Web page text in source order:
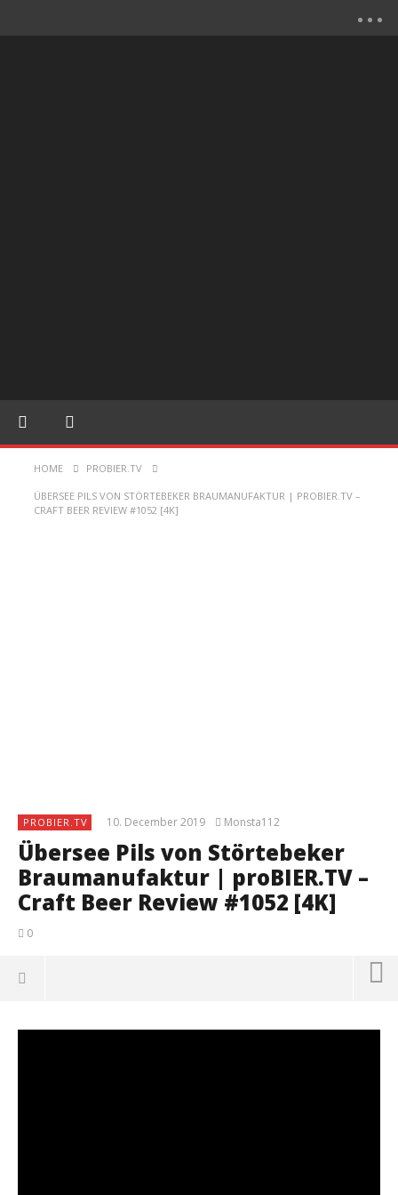
HOME PROBIER.TV
ÜBERSEE PILS VON STÖRTEBEKER BRAUMANUFAKTUR | PROBIER.TV –
CRAFT BEER REVIEW #1052 [4K]
PROBIER.TV 10. December 2019 Monsta112
Übersee Pils von Störtebeker
Braumanufaktur | proBIER.TV –
Craft Beer Review #1052 [4K]
0